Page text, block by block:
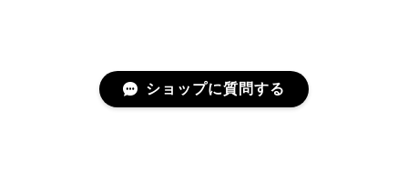
ショップに質問する